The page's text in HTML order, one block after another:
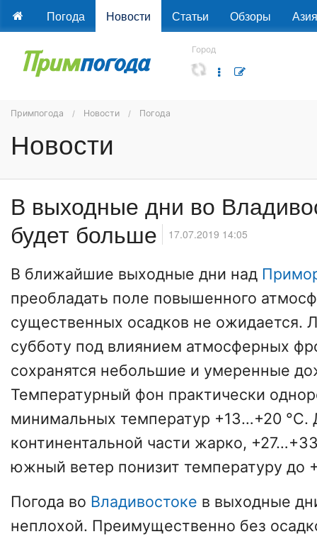
Погода Новости Статьи Обзоры Азия
Город
Примпогода Новости Погода
Новости
В выходные дни во
будет больше
17.07.2019 14:05
В ближайшие выходные дни над
преобладать поле повышенного
существенных осадков не ожидается.
субботу под влиянием атмосферных
сохранятся небольшие и умеренные
Температурный фон практически
минимальных температур +13…+20 °С.
континентальной части жарко,
южный ветер понизит температуру до
Погода во Владивостоке в выходные
неплохой. Преимущественно без